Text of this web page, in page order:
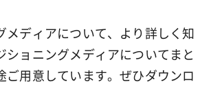
メディアについて、より詳しく知
ショニングメディアについてまと
ご用意しています。ぜひダウンロ